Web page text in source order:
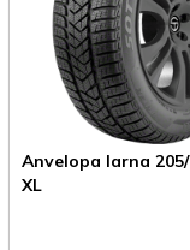
Anvelopa Iarna
XL